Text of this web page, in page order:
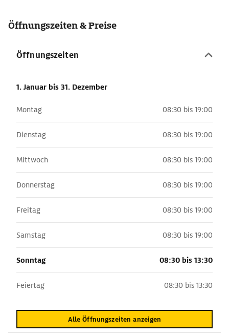
Öffnungszeiten & Preise
Öffnungszeiten
1. Januar bis 31. Dezember
Montag 08:30 bis 19:00
Dienstag 08:30 bis 19:00
Mittwoch 08:30 bis 19:00
Donnerstag 08:30 bis 19:00
Freitag 08:30 bis 19:00
Samstag 08:30 bis 19:00
Sonntag 08:30 bis 13:30
Feiertag 08:30 bis 13:30
Alle Öffnungszeiten anzeigen